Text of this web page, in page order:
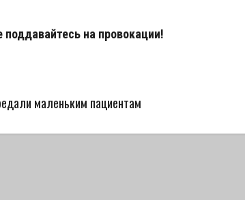
на провокации!
маленьким пациентам